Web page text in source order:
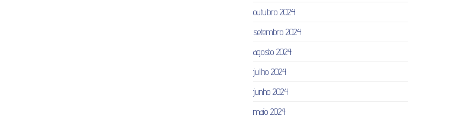
outubro 2024
setembro 2024
agosto 2024
julho 2024
junho 2024
maio 2024